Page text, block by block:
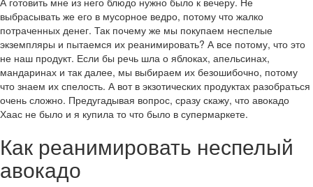
выбрасывать же его в мусорное ведро, потому что жалко
потраченных денег. Так почему же мы покупаем неспелые
экземпляры и пытаемся их реанимировать? А все потому, что это
не наш продукт. Если бы речь шла о яблоках, апельсинах,
мандаринах и так далее, мы выбираем их безошибочно, потому
что знаем их спелость. А вот в экзотических продуктах разобраться
очень сложно. Предугадывая вопрос, сразу скажу, что авокадо
Хаас не было и я купила то что было в супермаркете.
Как реанимировать неспелый
авокадо